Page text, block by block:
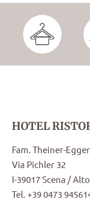
HOTEL
Fam. Theiner-Egger
Via Pichler 32
I-39017 Scena /
Tel. +39 0473